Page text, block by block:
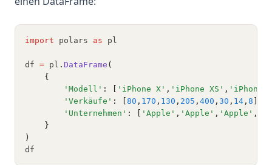
import polars as pl
df = pl . DataFrame (
    {
'Modell' : [ 'iPhone X' , 'iPhone XS' , 'iPhone
'Verkäufe' : [ 80 , 170 , 130 , 205 , 400 , 30 , 14 , 8
'Unternehmen' : [ 'Apple' , 'Apple' , 'Apple' ,
    }
)
df